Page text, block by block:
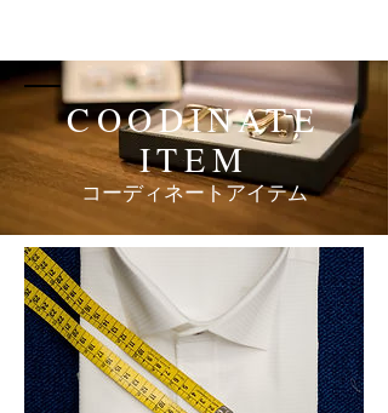
COODINATE
ITEM
コーディネートアイテム